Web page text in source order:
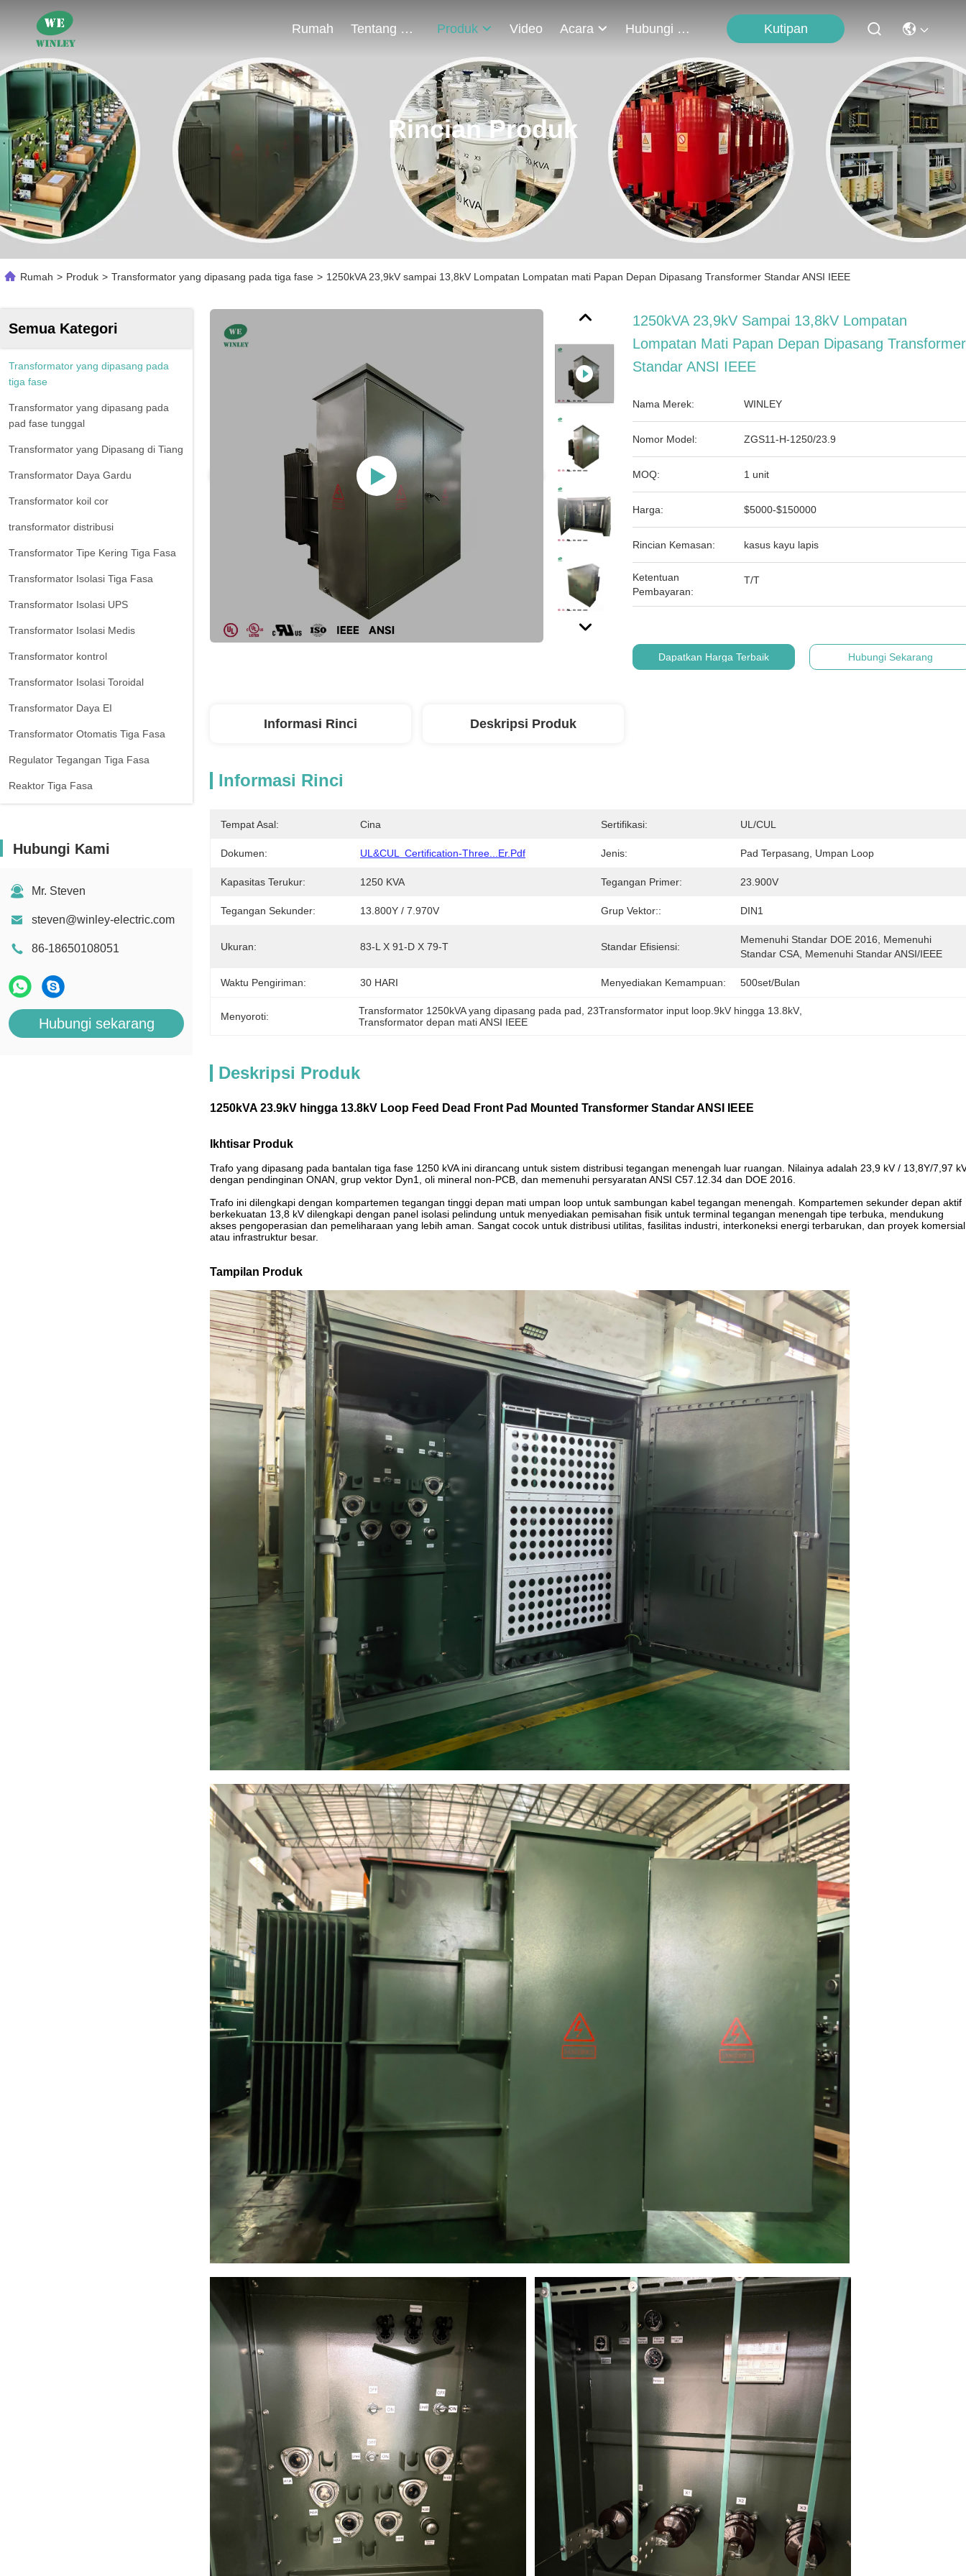
Rumah Tentang Kami Produk Video Acara Hubungi Kami Kutipan
Rincian Produk
Rumah > Produk > Transformator yang dipasang pada tiga fase > 1250kVA 23,9kV sampai 13,8kV Lompatan Lompatan mati Papan Depan Dipasang Transformer Standar ANSI IEEE
Semua Kategori
Transformator yang dipasang pada
tiga fase
Transformator yang dipasang pada
pad fase tunggal
Transformator yang Dipasang di Tiang
Transformator Daya Gardu
Transformator koil cor
transformator distribusi
Transformator Tipe Kering Tiga Fasa
Transformator Isolasi Tiga Fasa
Transformator Isolasi UPS
Transformator Isolasi Medis
Transformator kontrol
Transformator Isolasi Toroidal
Transformator Daya EI
Transformator Otomatis Tiga Fasa
Regulator Tegangan Tiga Fasa
Reaktor Tiga Fasa
Hubungi Kami
Mr. Steven
steven@winley-electric.com
86-18650108051
Hubungi sekarang
1250kVA 23,9kV Sampai 13,8kV Lompatan
Lompatan Mati Papan Depan Dipasang Transformer
Standar ANSI IEEE
Nama Merek: WINLEY
Nomor Model: ZGS11-H-1250/23.9
MOQ: 1 unit
Harga: $5000-$150000
Rincian Kemasan: kasus kayu lapis
Ketentuan
Pembayaran:
T/T
Dapatkan Harga Terbaik Hubungi Sekarang
Informasi Rinci Deskripsi Produk
Informasi Rinci
Tempat Asal: Cina Sertifikasi: UL/cUL
Dokumen: UL&cUL  Certification-Three...er.pdf Jenis: Pad Terpasang, Umpan Loop
Kapasitas Terukur: 1250 KVA Tegangan Primer: 23.900V
Tegangan Sekunder: 13.800Y / 7.970V Grup Vektor:: DIN1
Ukuran: 83-L X 91-D X 79-T Standar Efisiensi:
Memenuhi Standar DOE 2016, Memenuhi
Standar CSA, Memenuhi Standar ANSI/IEEE
Waktu Pengiriman: 30 HARI Menyediakan Kemampuan: 500set/bulan
Menyoroti: Transformator 1250kVA yang dipasang pada pad 23Transformator input loop.9kV hingga 13.8kV
Transformator depan mati ANSI IEEE
Deskripsi Produk
1250kVA 23.9kV hingga 13.8kV Loop Feed Dead Front Pad Mounted Transformer Standar ANSI IEEE
Ikhtisar Produk
Trafo yang dipasang pada bantalan tiga fase 1250 kVA ini dirancang untuk sistem distribusi tegangan menengah luar ruangan. Nilainya adalah 23,9 kV / 13,8Y/7,97
dengan pendinginan ONAN, grup vektor Dyn1, oli mineral non-PCB, dan memenuhi persyaratan ANSI C57.12.34 dan DOE 2016.
Trafo ini dilengkapi dengan kompartemen tegangan tinggi depan mati umpan loop untuk sambungan kabel tegangan menengah. Kompartemen sekunder depan aktif
berkekuatan 13,8 kV dilengkapi dengan panel isolasi pelindung untuk menyediakan pemisahan fisik untuk terminal tegangan menengah tipe terbuka, mendukung
akses pengoperasian dan pemeliharaan yang lebih aman. Sangat cocok untuk distribusi utilitas, fasilitas industri, interkoneksi energi terbarukan, dan proyek komersial
atau infrastruktur besar.
Tampilan Produk